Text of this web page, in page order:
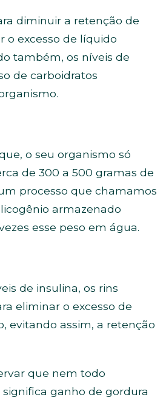
diminuir a retenção de
o excesso de líquido
também, os níveis de
de carboidratos
o seu organismo só
de 300 a 500 gramas de
processo que chamamos
armazenado
esse peso em água.
de insulina, os rins
eliminar o excesso de
evitando assim, a retenção
que nem todo
ganho de gordura